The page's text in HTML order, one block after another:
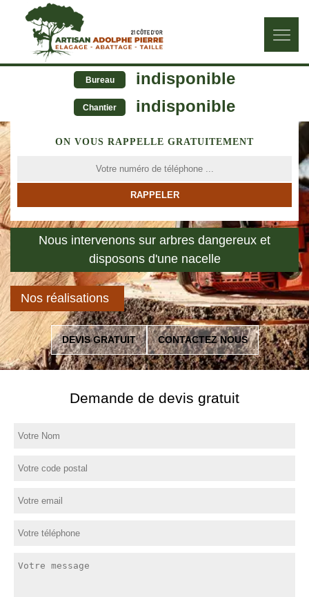
Bureau indisponible
Chantier indisponible
ON VOUS RAPPELLE GRATUITEMENT
Nous intervenons sur arbres dangereux et
disposons d'une nacelle
Nos réalisations
DEVIS GRATUIT CONTACTEZ NOUS
Demande de devis gratuit